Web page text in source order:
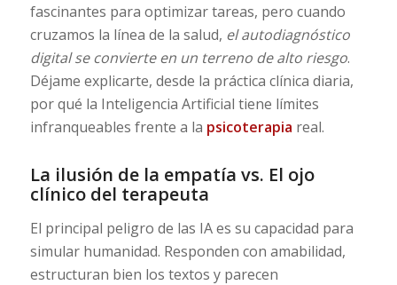
fascinantes para optimizar tareas, pero cuando
cruzamos la línea de la salud, el autodiagnóstico
digital se convierte en un terreno de alto riesgo.
Déjame explicarte, desde la práctica clínica diaria,
por qué la Inteligencia Artificial tiene límites
infranqueables frente a la psicoterapia real.
La ilusión de la empatía vs. El ojo
clínico del terapeuta
El principal peligro de las IA es su capacidad para
simular humanidad. Responden con amabilidad,
estructuran bien los textos y parecen